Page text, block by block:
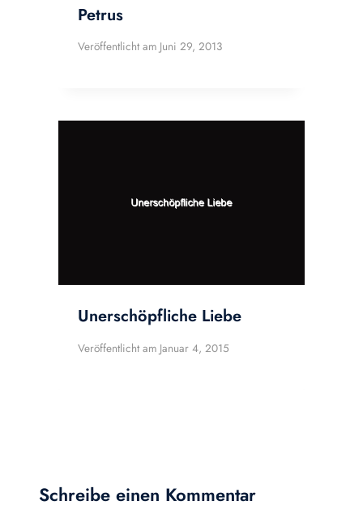
Petrus
Veröffentlicht am Juni 29, 2013
Unerschöpfliche Liebe
Veröffentlicht am Januar 4, 2015
Schreibe einen Kommentar